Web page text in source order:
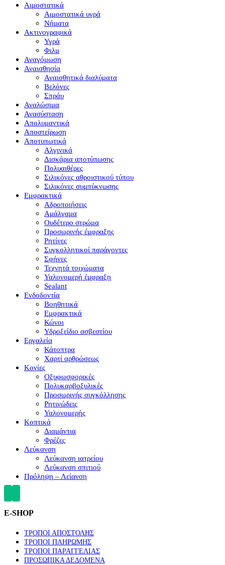
Αιμοστατικά
Αιμοστατικά υγρά
Νήματα
Ακτινογραφικά
Υγρά
Φιλμ
Αναγόμωση
Αναισθησία
Αναισθητικά διαλύματα
Βελόνες
Σπράυ
Αναλώσιμα
Ανασύσταση
Απολυμαντικά
Αποστείρωση
Αποτυπωτικά
Αλγινικά
Δισκάρια αποτύπωσης
Πολυαιθέρες
Σιλικόνες αθροιστικού τύπου
Σιλικόνες συμπύκνωσης
Εμφρακτικά
Αδροποιήσεις
Αμάλγαμα
Ουδέτερο στρώμα
Προσωρινής έμφραξης
Ρητίνες
Συγκολλητικοί παράγοντες
Σφήνες
Τεχνητά τοιχώματα
Υαλονομερή έμφραξη
Sealant
Ενδοδοντία
Βοηθητικά
Εμφρακτικά
Κώνοι
Υδροξείδιο ασβεστίου
Εργαλεία
Κάτοπτρα
Χαρτί αρθρώσεως
Κονίες
Οξυφωσφορικές
Πολυκαρβοξυλικές
Προσωρινής συγκόλλησης
Ρητινώδεις
Υαλονομερής
Κοπτικά
Διαμάντια
Φρέζες
Λεύκανση
Λεύκανση ιατρείου
Λεύκανση σπιτιού
Πρόληψη – Λείανση
E-SHOP
ΤΡΟΠΟΙ ΑΠΟΣΤΟΛΗΣ
ΤΡΟΠΟΙ ΠΛΗΡΩΜΗΣ
ΤΡΟΠΟΙ ΠΑΡΑΓΓΕΛΙΑΣ
ΠΡΟΣΩΠΙΚΑ ΔΕΔΟΜΕΝΑ